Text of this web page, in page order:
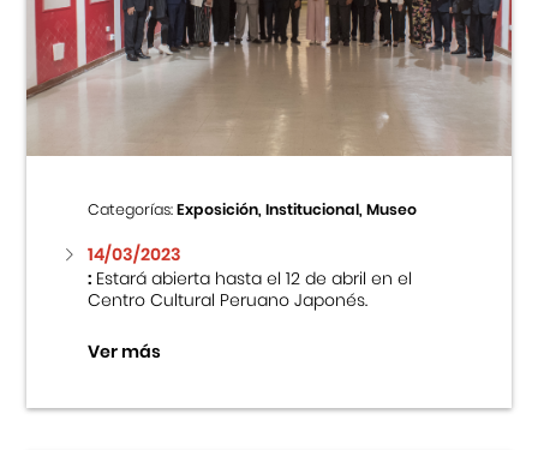
Categorías:Exposición, Institucional, Museo
14/03/2023
:Estará abierta hasta el 12 de abril en el
Centro Cultural Peruano Japonés.
Ver más